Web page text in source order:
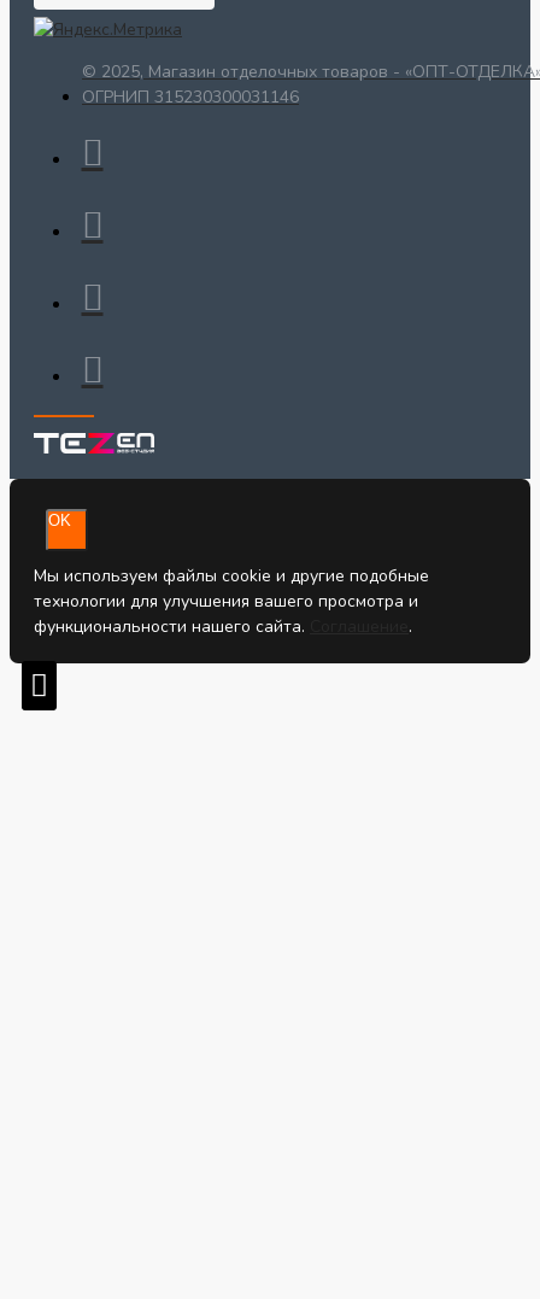
© 2025, Магазин отделочных товаров - «ОПТ-
ОГРНИП 315230300031146
OK
Мы используем файлы cookie и другие подобные
технологии для улучшения вашего просмотра и
функциональности нашего сайта.
.